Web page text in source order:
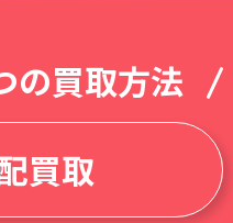
の買取方法
買取